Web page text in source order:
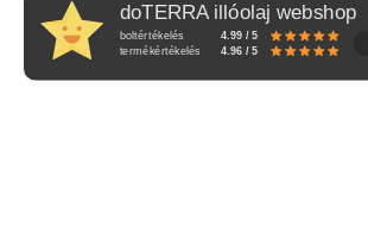
doTERRA illóolaj webshop
boltértékelés
4.99 / 5
termékértékelés
4.96 / 5